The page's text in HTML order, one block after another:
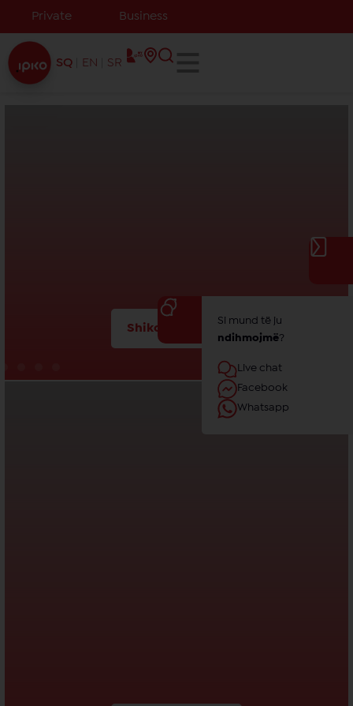
Private Business
SQ EN SR
Shiko më shumë
Si mund të ju
ndihmojmë?
Live chat
Facebook
Whatsapp